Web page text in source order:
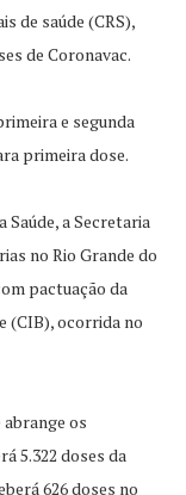
de saúde (CRS),
de Coronavac.
e segunda
primeira dose.
a Secretaria
no Rio Grande do
pactuação da
(CIB), ocorrida no
abrange os
5.322 doses da
626 doses no